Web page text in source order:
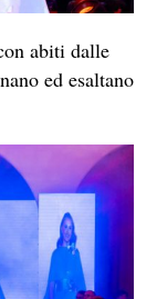
abiti dalle
ed esaltano